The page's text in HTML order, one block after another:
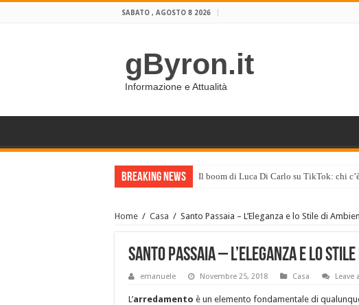
SABATO , AGOSTO 8 2026
gByron.it
Informazione e Attualità
Breaking News Il boom di Luca Di Carlo su TikTok: chi
Home / Casa / Santo Passaia – L’Eleganza e lo Stile di
Santo Passaia – L’Eleganza e lo
emanuele Novembre 25, 2018 Casa Leave
L’arredamento è un elemento fondamentale di